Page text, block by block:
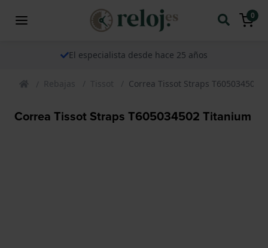
0
El especialista desde hace 25 años
Rebajas Tissot Correa Tissot Straps T605034502
Correa Tissot Straps T605034502 Titanium